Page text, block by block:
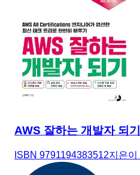
AWS 잘하는 개발자 되기
ISBN 9791194383512지은이